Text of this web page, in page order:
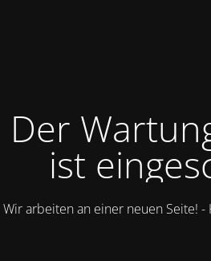
Der
ist
Wir arbeiten an einer neuen Seite! -